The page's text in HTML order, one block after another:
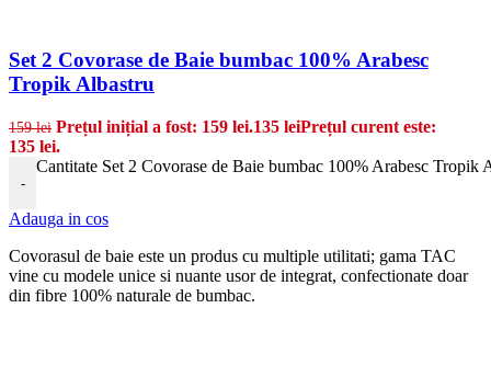
Set 2 Covorase de Baie bumbac 100% Arabesc
Tropik Albastru
159lei Prețul inițial a fost: 159 lei.135 leiPrețul curent este:
135 lei.
-
Cantitate Set 2 Covorase de Baie bumbac 100% Arabesc Tropik
Adauga in cos
Covorasul de baie este un produs cu multiple utilitati; gama TAC
vine cu modele unice si nuante usor de integrat, confectionate doar
din fibre 100% naturale de bumbac.